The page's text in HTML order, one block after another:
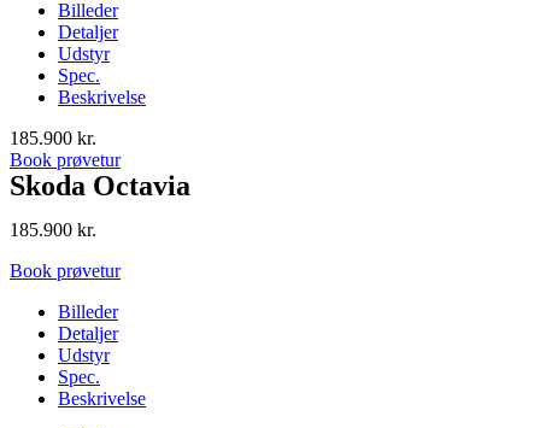
Billeder
Detaljer
Udstyr
Spec.
Beskrivelse
185.900 kr.
Book prøvetur
Skoda Octavia
185.900 kr.
Book prøvetur
Billeder
Detaljer
Udstyr
Spec.
Beskrivelse